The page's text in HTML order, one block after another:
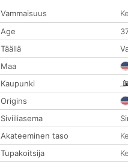
Vammaisuus
Age
Täällä
Maa
Kaupunki
Origins
Siviiliasema
Akateeminen taso
Tupakoitsija